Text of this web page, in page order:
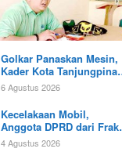
Golkar Panaskan Mesin,
Kader Kota
Perkuat Konsolidasi
Menuju Pemilu
6 Agustus 2026
Kecelakaan Mobil,
Anggota DPRD dari
PKB Meninggal Dunia
4 Agustus 2026